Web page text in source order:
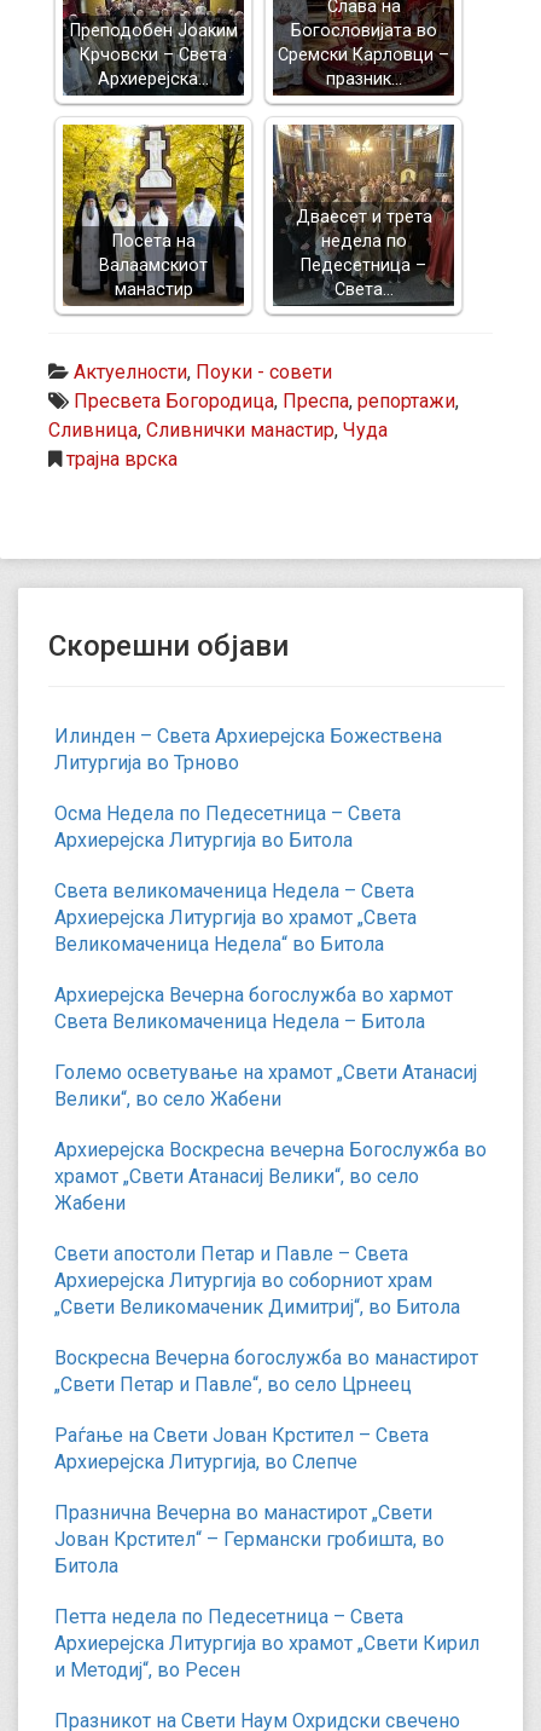
Преподобен Јоаким
Крчовски – Света
Архиерејска…
Слава на
Богословијата во
Сремски Карловци –
празник…
Посета на
Валаамскиот
манастир
Дваесет и трета
недела по
Педесетница –
Света…
Актуелности, Поуки - совети
Пресвета Богородица, Преспа, репортажи,
Сливница, Сливнички манастир, Чуда
трајна врска
Скорешни објави
Илинден – Света Архиерејска Божествена
Литургија во Трново
Осма Недела по Педесетница – Света
Архиерејска Литургија во Битола
Света великомаченица Недела – Света
Архиерејска Литургија во храмот „Света
Великомаченица Недела“ во Битола
Архиерејска Вечерна богослужба во хармот
Света Великомаченица Недела – Битола
Големо осветување на храмот „Свети Атанасиј
Велики“, во село Жабени
Архиерејска Воскресна вечерна Богослужба во
храмот „Свети Атанасиј Велики“, во село
Жабени
Свети апостоли Петар и Павле – Света
Архиерејска Литургија во соборниот храм
„Свети Великомаченик Димитриј“, во Битола
Воскресна Вечерна богослужба во манастирот
„Свети Петар и Павле“, во село Црнеец
Раѓање на Свети Јован Крстител – Света
Архиерејска Литургија, во Слепче
Празнична Вечерна во манастирот „Свети
Јован Крстител“ – Германски гробишта, во
Битола
Петта недела по Педесетница – Света
Архиерејска Литургија во храмот „Свети Кирил
и Методиј“, во Ресен
Празникот на Свети Наум Охридски свечено